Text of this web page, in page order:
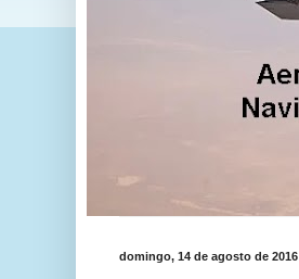
domingo, 14 de agosto de 2016